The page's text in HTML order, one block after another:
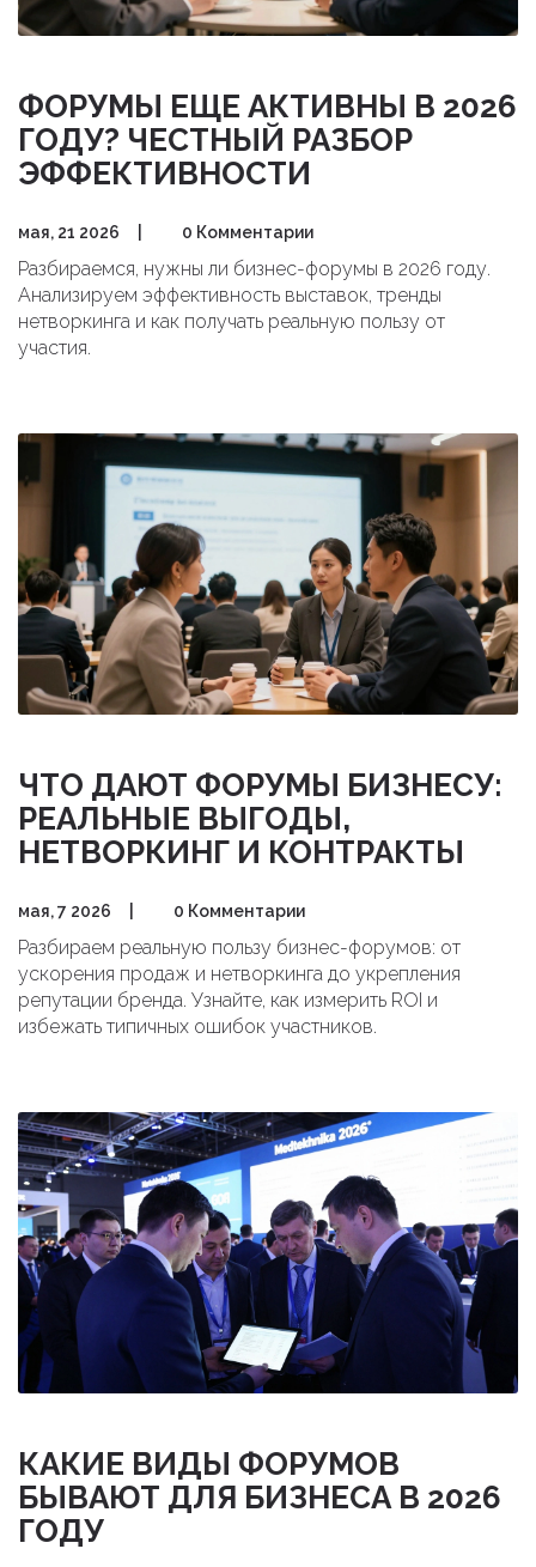
ФОРУМЫ ЕЩЕ АКТИВНЫ В 2026
ГОДУ? ЧЕСТНЫЙ РАЗБОР
ЭФФЕКТИВНОСТИ
мая, 21 2026 0 Комментарии
Разбираемся, нужны ли бизнес-форумы в 2026 году.
Анализируем эффективность выставок, тренды
нетворкинга и как получать реальную пользу от
участия.
ЧТО ДАЮТ ФОРУМЫ БИЗНЕСУ:
РЕАЛЬНЫЕ ВЫГОДЫ,
НЕТВОРКИНГ И КОНТРАКТЫ
мая, 7 2026 0 Комментарии
Разбираем реальную пользу бизнес-форумов: от
ускорения продаж и нетворкинга до укрепления
репутации бренда. Узнайте, как измерить ROI и
избежать типичных ошибок участников.
КАКИЕ ВИДЫ ФОРУМОВ
БЫВАЮТ ДЛЯ БИЗНЕСА В 2026
ГОДУ